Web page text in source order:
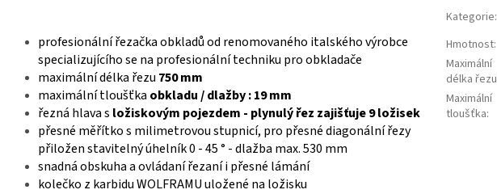
profesionální řezačka obkladů od renomovaného italského výrobce
specializujícího se na profesionální techniku pro obkladače
maximální délka řezu 750 mm
maximální tloušťka obkladu / dlažby : 19 mm
řezná hlava s ložiskovým pojezdem - plynulý řez zajišťuje 9 ložisek
přesné měřítko s milimetrovou stupnicí, pro přesné diagonální řezy
přiložen stavitelný úhelník 0 - 45 ° - dlažba max. 530 mm
snadná obskuha a ovládaní řezaní i přesné lámání
kolečko z karbidu WOLFRAMU uložené na ložisku
Kategorie:
Hmotnost:
Maximální
délka řezu
Maximální
tloušťka: